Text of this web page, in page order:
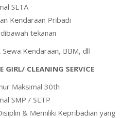
SLTA
Kendaraan Pribadi
tekanan
Sewa Kendaraan, BBM, dll
GIRL/ CLEANING SERVICE
Maksimal 30th
SMP / SLTP
& Memiliki Kepribadian yang